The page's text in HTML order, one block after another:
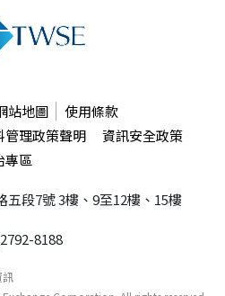
站地圖
使用條款
管理政策聲明
資訊安全政策
專區
五段7號3樓、9至12樓、15樓
8188
訊